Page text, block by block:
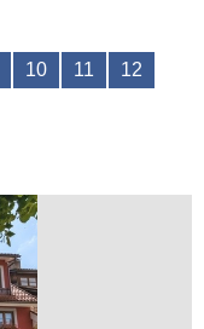
10 11
12